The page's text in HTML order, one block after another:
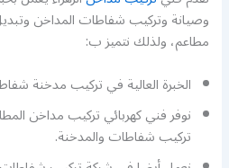
وصيانة وتركيب شفاطات المداخن
مطاعم، ولذلك نتميز ب:
الخبرة العالية في تركيب مدخنة
نوفر فني كهربائي تركيب مداخن
تركيب شفاطات والمدخنة.